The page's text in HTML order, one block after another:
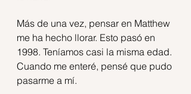
Más de una vez, pensar en Matthew
me ha hecho llorar. Esto pasó en
1998. Teníamos casi la misma edad.
Cuando me enteré, pensé que pudo
pasarme a mí.